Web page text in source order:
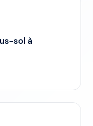
sol à